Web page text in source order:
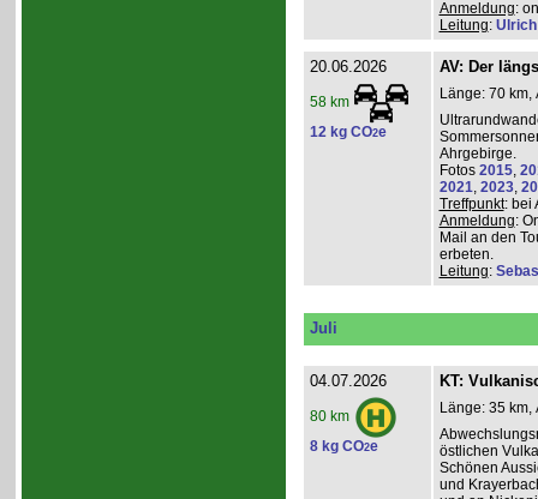
Anmeldung:
Leitung:
20.06.2026
58 km
12 kg CO2e
AV: Der
Länge: 70 km,
Ahrgebirge.
Fotos 2015,
2021, 2023,
Treffpunkt: bei
Anmeldung:
Mail an den
erbeten.
Leitung:
Juli
04.07.2026
80 km
8 kg CO2e
KT:
Länge: 35 km,
östlichen
Schönen
und